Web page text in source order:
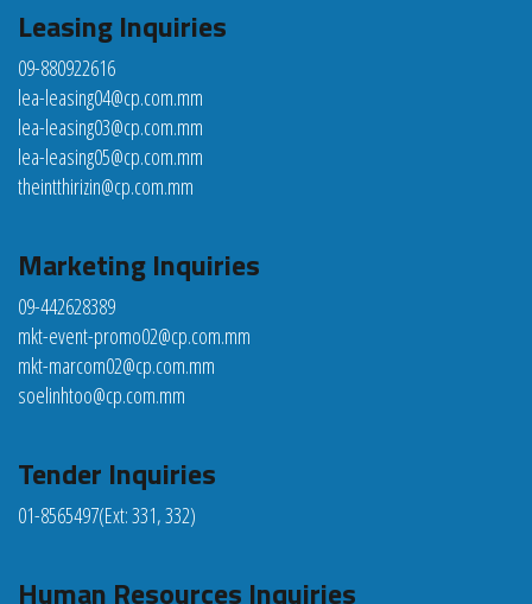
Leasing Inquiries
09-880922616
lea-leasing04@cp.com.mm
lea-leasing03@cp.com.mm
lea-leasing05@cp.com.mm
theintthirizin@cp.com.mm
Marketing Inquiries
09-442628389
mkt-event-promo02@cp.com.mm
mkt-marcom02@cp.com.mm
soelinhtoo@cp.com.mm
Tender Inquiries
01-8565497(Ext: 331, 332)
Human Resources Inquiries